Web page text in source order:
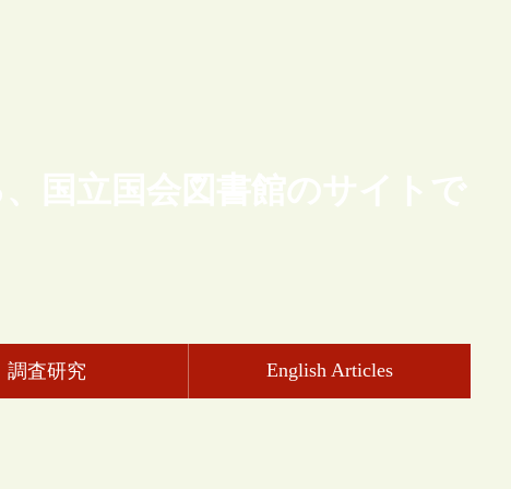
国立国会図書館のサイトで
調査研究 English Articles